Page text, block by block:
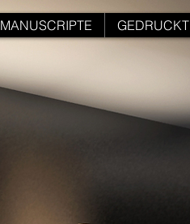
MANUSCRIPTE GEDRUCKT